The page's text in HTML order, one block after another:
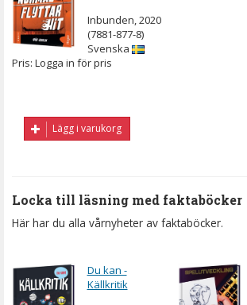
Inbunden, 2020
(7881-877-8)
Svenska
Pris: Logga in för pris
Lägg i varukorg
Locka till läsning med faktaböcker
Här har du alla vårnyheter av faktaböcker.
Du kan -
Källkritik